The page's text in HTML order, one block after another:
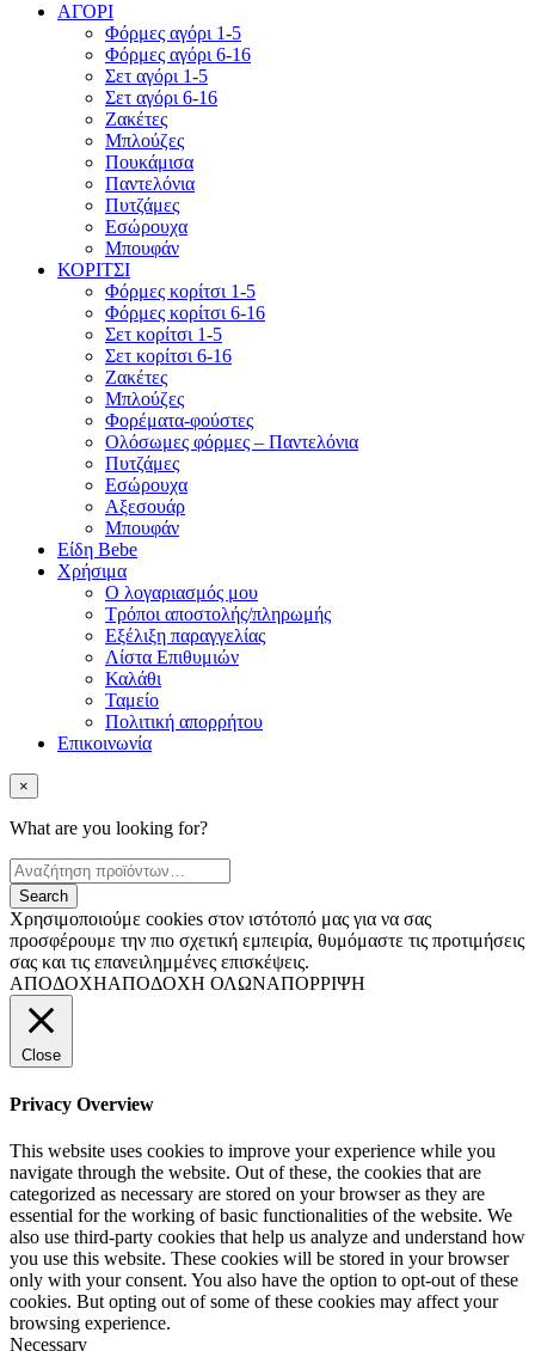
ΑΓΟΡΙ
Φόρμες αγόρι 1-5
Φόρμες αγόρι 6-16
Σετ αγόρι 1-5
Σετ αγόρι 6-16
Ζακέτες
Μπλούζες
Πουκάμισα
Παντελόνια
Πυτζάμες
Εσώρουχα
Μπουφάν
ΚΟΡΙΤΣΙ
Φόρμες κορίτσι 1-5
Φόρμες κορίτσι 6-16
Σετ κορίτσι 1-5
Σετ κορίτσι 6-16
Ζακέτες
Μπλούζες
Φορέματα-φούστες
Ολόσωμες φόρμες – Παντελόνια
Πυτζάμες
Εσώρουχα
Αξεσουάρ
Μπουφάν
Είδη Bebe
Χρήσιμα
Ο λογαριασμός μου
Τρόποι αποστολής/πληρωμής
Εξέλιξη παραγγελίας
Λίστα Επιθυμιών
Καλάθι
Ταμείο
Πολιτική απορρήτου
Επικοινωνία
×
What are you looking for?
Χρησιμοποιούμε cookies στον ιστότοπό μας για να σας
προσφέρουμε την πιο σχετική εμπειρία, θυμόμαστε τις προτιμήσεις
σας και τις επανειλημμένες επισκέψεις.
ΑΠΟΔΟΧΗΑΠΟΔΟΧΗ ΟΛΩΝΑΠΟΡΡΙΨΗ
Close
Privacy Overview
This website uses cookies to improve your experience while you
navigate through the website. Out of these, the cookies that are
categorized as necessary are stored on your browser as they are
essential for the working of basic functionalities of the website. We
also use third-party cookies that help us analyze and understand how
you use this website. These cookies will be stored in your browser
only with your consent. You also have the option to opt-out of these
cookies. But opting out of some of these cookies may affect your
browsing experience.
Necessary